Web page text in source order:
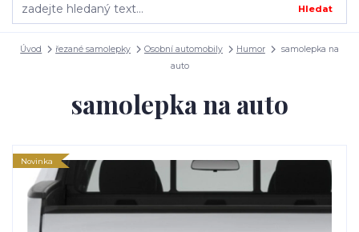
Hledat
Úvod řezané samolepky Osobní automobily Humor
samolepka na
auto
samolepka na auto
Novinka